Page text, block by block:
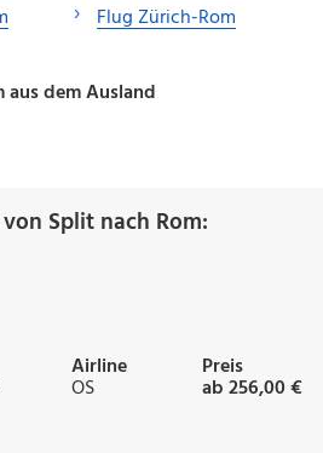
Flug Zürich-Rom
aus dem Ausland
Split nach Rom:
Airline
OS
Preis
ab 256,00 €